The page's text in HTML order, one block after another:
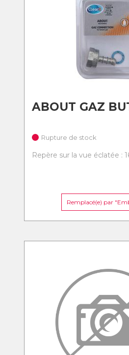
ABOUT GAZ
Rupture de stock
Repère sur la vue éclatée :
Remplacé(e) par